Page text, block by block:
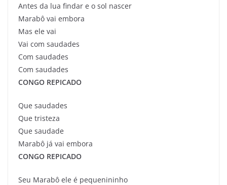
Antes da lua findar e o sol nascer
Marabô vai embora
Mas ele vai
Vai com saudades
Com saudades
Com saudades
CONGO REPICADO
Que saudades
Que tristeza
Que saudade
Marabô já vai embora
CONGO REPICADO
Seu Marabô ele é pequenininho